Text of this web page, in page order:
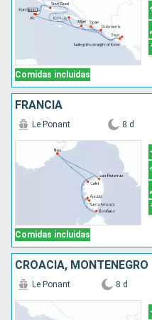
Comidas incluidas
FRANCIA
Comidas incluidas
Le Ponant 8 d
CROACIA, MONTENEGRO
Le Ponant 8 d